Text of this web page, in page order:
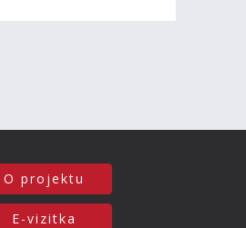
O projektu
E-vizitka